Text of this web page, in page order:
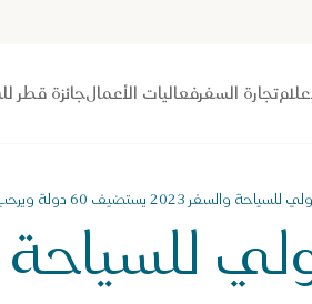
تجارة السفرفعاليات الأعمالجائزة قطر
يستضيف 60 دولة ويرحب بأكثر من 9000 زائر